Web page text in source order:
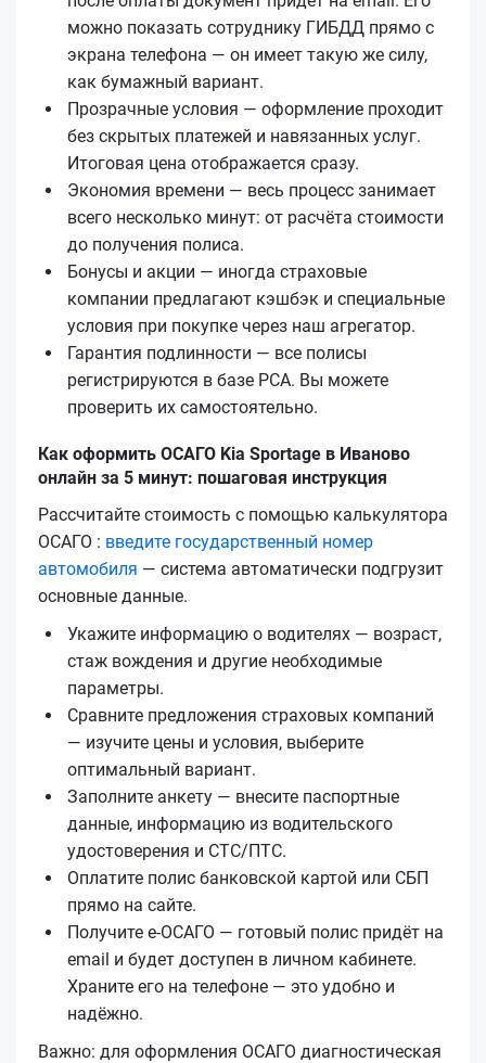
можно показать сотруднику ГИБДД прямо с
экрана телефона — он имеет такую же силу,
как бумажный вариант.
Прозрачные условия — оформление проходит
без скрытых платежей и навязанных услуг.
Итоговая цена отображается сразу.
Экономия времени — весь процесс занимает
всего несколько минут: от расчёта стоимости
до получения полиса.
Бонусы и акции — иногда страховые
компании предлагают кэшбэк и специальные
условия при покупке через наш агрегатор.
Гарантия подлинности — все полисы
регистрируются в базе РСА. Вы можете
проверить их самостоятельно.
Как оформить ОСАГО Kia Sportage в Иваново
онлайн за 5 минут: пошаговая инструкция
Рассчитайте стоимость с помощью калькулятора
ОСАГО : введите государственный номер
автомобиля — система автоматически подгрузит
основные данные.
Укажите информацию о водителях — возраст,
стаж вождения и другие необходимые
параметры.
Сравните предложения страховых компаний
— изучите цены и условия, выберите
оптимальный вариант.
Заполните анкету — внесите паспортные
данные, информацию из водительского
удостоверения и СТС/ПТС.
Оплатите полис банковской картой или СБП
прямо на сайте.
Получите е‑ОСАГО — готовый полис придёт на
email и будет доступен в личном кабинете.
Храните его на телефоне — это удобно и
надёжно.
Важно: для оформления ОСАГО диагностическая